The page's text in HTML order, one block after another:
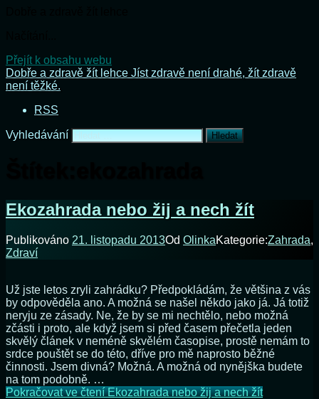
Přejít k obsahu webu
Dobře a zdravě žít lehce Jíst zdravě není drahé, žít zdravě
není těžké.
RSS
Vyhledávání
Ekozahrada nebo žij a nech žít
Publikováno 21. listopadu 2013Od OlinkaKategorie:Zahrada,
Zdraví
Už jste letos zryli zahrádku? Předpokládám, že většina z vás
by odpověděla ano. A možná se našel někdo jako já. Já totiž
neryju ze zásady. Ne, že by se mi nechtělo, nebo možná
zčásti i proto, ale když jsem si před časem přečetla jeden
skvělý článek v neméně skvělém časopise, prostě nemám to
srdce pouštět se do této, dříve pro mě naprosto běžné
činnosti. Jsem divná? Možná. A možná od nynějška budete
na tom podobně. …
Pokračovat ve čteníEkozahrada nebo žij a nech žít